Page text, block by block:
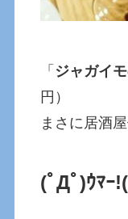
「 ジャガイ
円）
まさに居酒
(ﾟДﾟ)ｳﾏｰ